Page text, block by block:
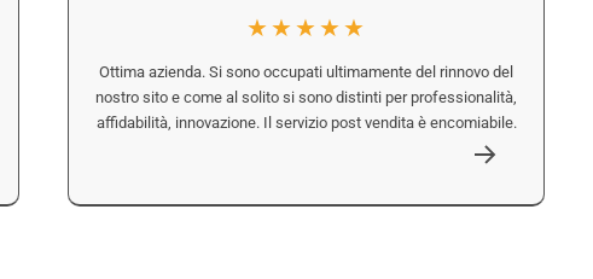
★★★★★
Ottima azienda. Si sono occupati ultimamente del rinnovo del
nostro sito e come al solito si sono distinti per professionalità,
affidabilità, innovazione. Il servizio post vendita è encomiabile.